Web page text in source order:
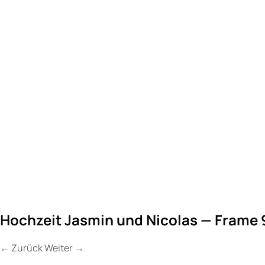
Hochzeit Jasmin und Nicolas — Frame
← ZurückWeiter →